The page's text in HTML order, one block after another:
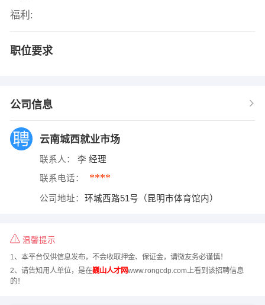
福利:
职位要求
公司信息
云南城西就业市场
联系人： 李 经理
联系电话： ****
公司地址： 环城西路51号（昆明市体育馆内）
温馨提示
1、本平台仅供信息发布，不会收取押金、保证金，请微友务必谨慎！
2、请告知用人单位，是在巍山人才网www.rongcdp.com上看到该招聘信息
的！